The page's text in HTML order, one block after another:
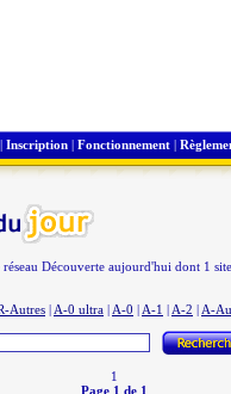
| Inscription | Fonctionnement |
réseau Découverte aujourd'hui dont 1
Autres | A-0 ultra | A-0 | A-1 | A-2 | A-
1
Page 1 de 1